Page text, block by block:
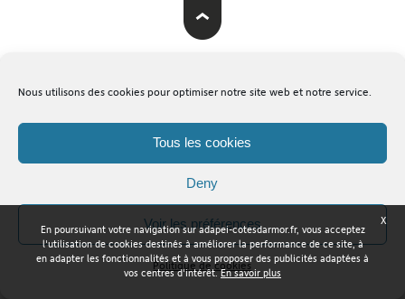
Nous utilisons des cookies pour optimiser notre site web et notre service.
Tous les cookies
Deny
Voir les préférences
Politique de cookies
X
En poursuivant votre navigation sur adapei-cotesdarmor.fr, vous acceptez
l'utilisation de cookies destinés à améliorer la performance de ce site, à
en adapter les fonctionnalités et à vous proposer des publicités adaptées à
vos centres d'intérêt.En savoir plus